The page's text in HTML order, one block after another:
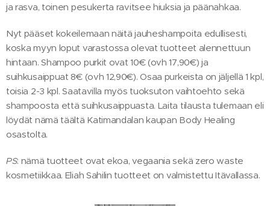
ja rasva, toinen pesukerta ravitsee hiuksia ja päänahkaa.
Nyt pääset kokeilemaan näitä jauheshampoita edullisesti,
koska myyn loput varastossa olevat tuotteet alennettuun
hintaan. Shampoo purkit ovat 10€ (ovh 17,90€) ja
suihkusaippuat 8€ (ovh 12,90€). Osaa purkeista on jäljellä 1 kpl,
toisia 2-3 kpl. Saatavilla myös tuoksuton vaihtoehto sekä
shampoosta että suihkusaippuasta. Laita tilausta tulemaan eli
löydät nämä täältä Katimandalan kaupan Body Healing
osastolta.
PS: nämä tuotteet ovat ekoa, vegaania sekä zero waste
kosmetiikkaa. Eliah Sahilin tuotteet on valmistettu Itävallassa.